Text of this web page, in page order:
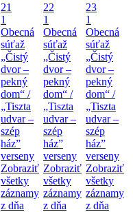
21
1
Obecná
súťaž
„Čistý
dvor –
pekný
dom“ /
„Tiszta
udvar –
szép
ház”
verseny
Zobraziť
všetky
záznamy
z dňa
22
1
Obecná
súťaž
„Čistý
dvor –
pekný
dom“ /
„Tiszta
udvar –
szép
ház”
verseny
Zobraziť
všetky
záznamy
z dňa
23
1
Obecná
súťaž
„Čistý
dvor –
pekný
dom“ /
„Tiszta
udvar –
szép
ház”
verseny
Zobraziť
všetky
záznamy
z dňa